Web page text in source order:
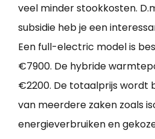
veel minder stookkosten.
subsidie heb je een
Een full-electric model is
€7900. De hybride
€2200. De totaalprijs wordt
van meerdere zaken zoals
energieverbruiken en